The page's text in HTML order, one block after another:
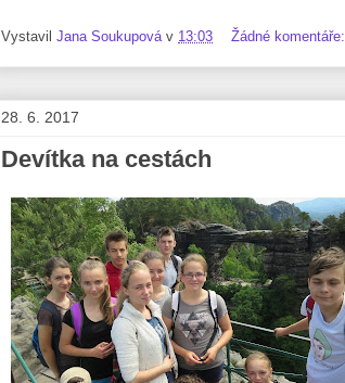
Vystavil Jana Soukupová v 13:03 Žádné komentáře:
28. 6. 2017
Devítka na cestách